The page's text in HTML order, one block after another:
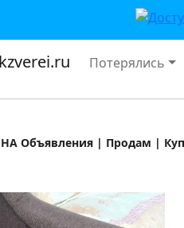
Потерялись
Объявления | Продам |